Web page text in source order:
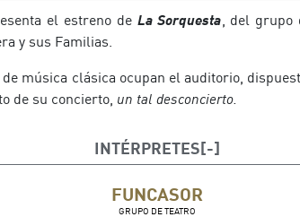
el estreno de La Sorquesta, del grupo
y sus Familias.
música clásica ocupan el auditorio,
de su concierto, un tal desconcierto.
INTÉRPRETES
FUNCASOR
GRUPO DE TEATRO